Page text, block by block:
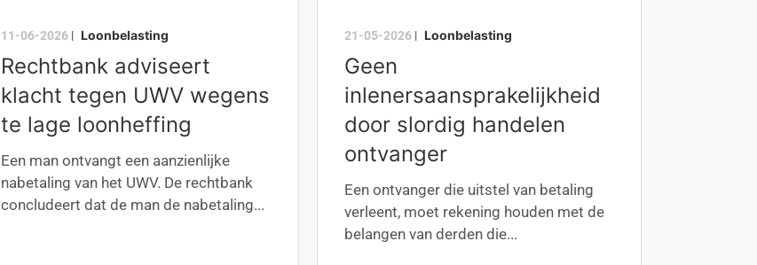
11-06-2026 | Loonbelasting
Rechtbank adviseert
klacht tegen UWV wegens
te lage loonheffing
Een man ontvangt een aanzienlijke
nabetaling van het UWV. De rechtbank
concludeert dat de man de nabetaling...
21-05-2026| Loonbelasting
Geen
inlenersaansprakelijkheid
door slordig handelen
ontvanger
Een ontvanger die uitstel van betaling
verleent, moet rekening houden met de
belangen van derden die...